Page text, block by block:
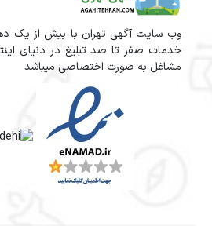
وب سایت آگهی تهران با بیش از یک دهه
خدمات صفر تا صد تبلیغ در دنیای
مشاغل به صورت اختصاصی میباشد